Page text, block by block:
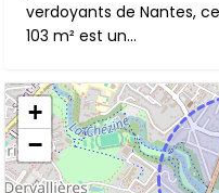
verdoyants de Nantes,
103 m² est un...
+
−